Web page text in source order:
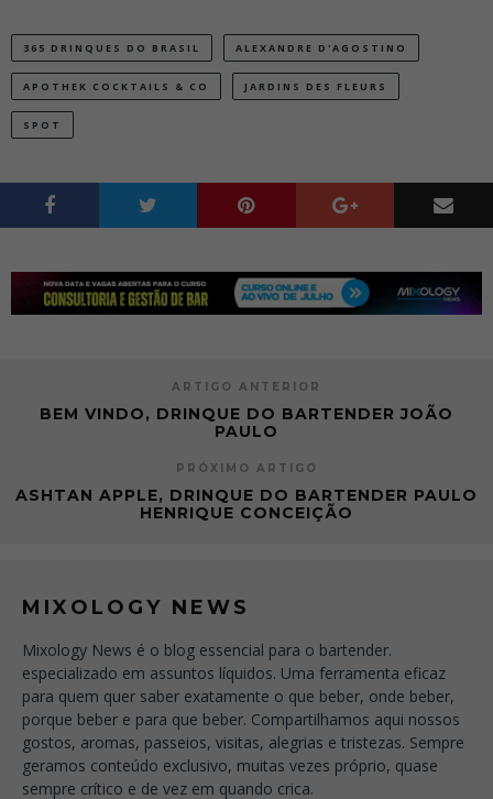
365 DRINQUES DO BRASIL ALEXANDRE D'AGOSTINO
APOTHEK COCKTAILS & CO JARDINS DES FLEURS
SPOT
ARTIGO ANTERIOR
BEM VINDO, DRINQUE DO BARTENDER JOÃO
PAULO
PRÓXIMO ARTIGO
ASHTAN APPLE, DRINQUE DO BARTENDER PAULO
HENRIQUE CONCEIÇÃO
MIXOLOGY NEWS
Mixology News é o blog essencial para o bartender.
especializado em assuntos líquidos. Uma ferramenta eficaz
para quem quer saber exatamente o que beber, onde beber,
porque beber e para que beber. Compartilhamos aqui nossos
gostos, aromas, passeios, visitas, alegrias e tristezas. Sempre
geramos conteúdo exclusivo, muitas vezes próprio, quase
sempre crítico e de vez em quando crica.